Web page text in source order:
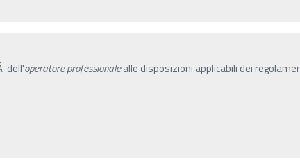
dell'operatoreprofessionalealle disposizioni applicabili dei